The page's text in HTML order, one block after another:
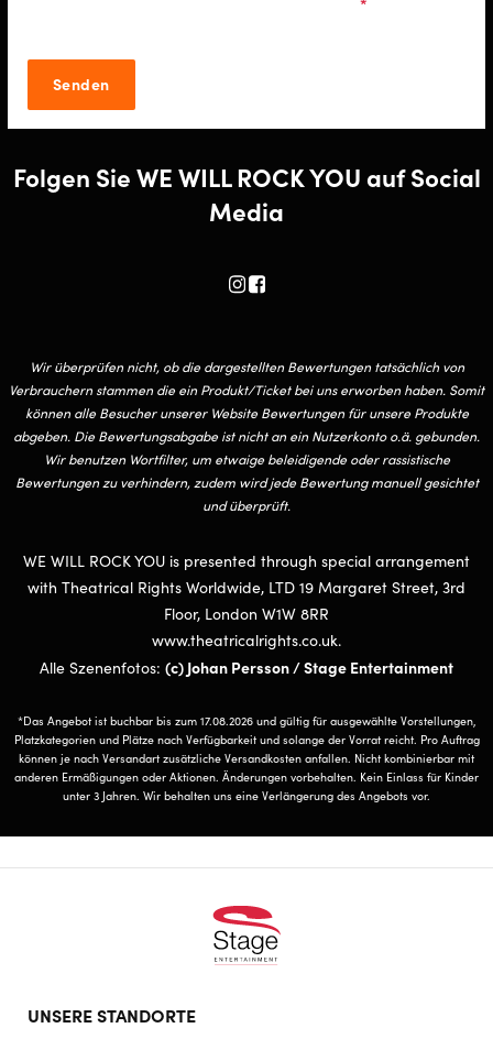
Folgen Sie WE WILL ROCK YOU auf Social
Media
Wir überprüfen nicht, ob die dargestellten Bewertungen tatsächlich von
Verbrauchern stammen die ein Produkt/Ticket bei uns erworben haben. Somit
können alle Besucher unserer Website Bewertungen für unsere Produkte
abgeben. Die Bewertungsabgabe ist nicht an ein Nutzerkonto o.ä. gebunden.
Wir benutzen Wortfilter, um etwaige beleidigende oder rassistische
Bewertungen zu verhindern, zudem wird jede Bewertung manuell gesichtet
und überprüft.
WE WILL ROCK YOU is presented through special arrangement
with Theatrical Rights Worldwide, LTD 19 Margaret Street, 3rd
Floor, London W1W 8RR
www.theatricalrights.co.uk.
Alle Szenenfotos: (c) Johan Persson / Stage Entertainment
*Das Angebot ist buchbar bis zum 17.08.2026 und gültig für ausgewählte Vorstellungen,
Platzkategorien und Plätze nach Verfügbarkeit und solange der Vorrat reicht. Pro Auftrag
können je nach Versandart zusätzliche Versandkosten anfallen. Nicht kombinierbar mit
anderen Ermäßigungen oder Aktionen. Änderungen vorbehalten. Kein Einlass für Kinder
unter 3 Jahren. Wir behalten uns eine Verlängerung des Angebots vor.
doormat
UNSERE STANDORTE